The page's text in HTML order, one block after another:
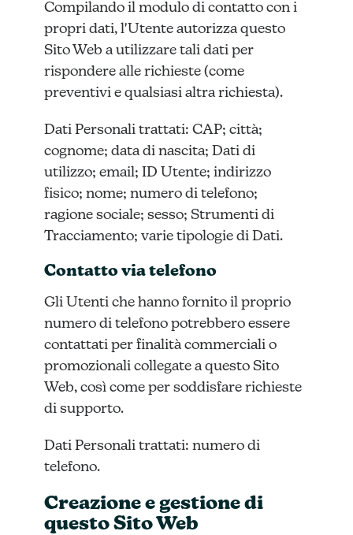
Compilando il modulo di contatto con i
propri dati, l'Utente autorizza questo
Sito Web a utilizzare tali dati per
rispondere alle richieste (come
preventivi e qualsiasi altra richiesta).
Dati Personali trattati: CAP; città;
cognome; data di nascita; Dati di
utilizzo; email; ID Utente; indirizzo
fisico; nome; numero di telefono;
ragione sociale; sesso; Strumenti di
Tracciamento; varie tipologie di Dati.
Contatto via telefono
Gli Utenti che hanno fornito il proprio
numero di telefono potrebbero essere
contattati per finalità commerciali o
promozionali collegate a questo Sito
Web, così come per soddisfare richieste
di supporto.
Dati Personali trattati: numero di
telefono.
Creazione e gestione di
questo Sito Web